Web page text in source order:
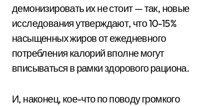
демонизировать их не стоит — так, новые
исследования утверждают, что 10-15%
насыщенных жиров от ежедневного
потребления калорий вполне могут
вписываться в рамки здорового рациона.
И, наконец, кое-что по поводу громкого